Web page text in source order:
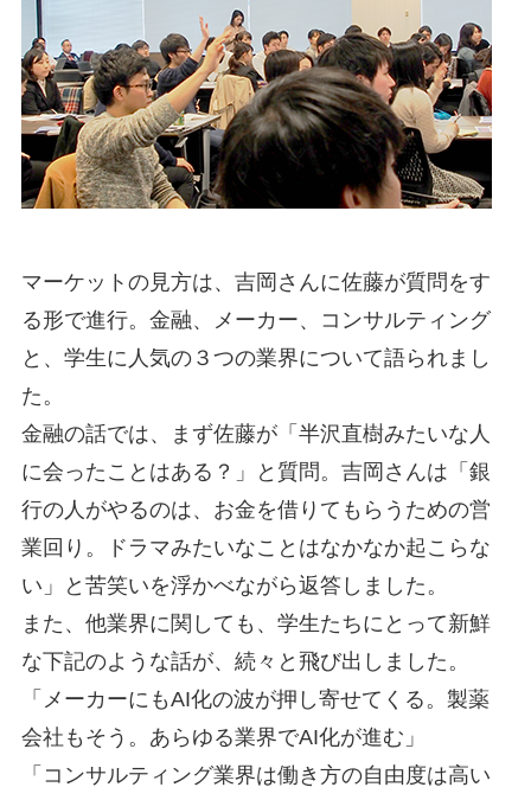
マーケットの見方は、吉岡さんに佐藤が質問をす
る形で進行。金融、メーカー、コンサルティング
と、学生に人気の３つの業界について語られまし
た。
金融の話では、まず佐藤が「半沢直樹みたいな人
に会ったことはある？」と質問。吉岡さんは「銀
行の人がやるのは、お金を借りてもらうための営
業回り。ドラマみたいなことはなかなか起こらな
い」と苦笑いを浮かべながら返答しました。
また、他業界に関しても、学生たちにとって新鮮
な下記のような話が、続々と飛び出しました。
「メーカーにもAI化の波が押し寄せてくる。製薬
会社もそう。あらゆる業界でAI化が進む」
「コンサルティング業界は働き方の自由度は高い